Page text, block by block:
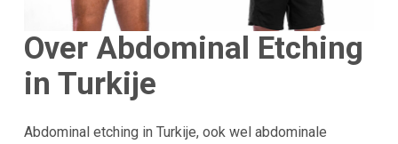
Over Abdominal Etching
in Turkije
Abdominal etching in Turkije, ook wel abdominale